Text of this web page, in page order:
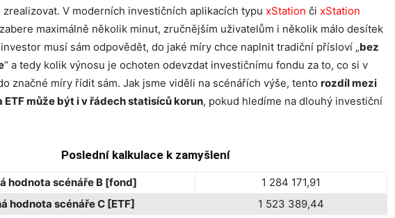
zrealizovat. V moderních investičních aplikacích typu xStation či xStation
maximálně několik minut, zručnějším uživatelům i několik málo desítek
musí sám odpovědět, do jaké míry chce naplnit tradiční přísloví „bez
“ a tedy kolik výnosu je ochoten odevzdat investičnímu fondu za to, co si v
značné míry řídit sám. Jak jsme viděli na scénářích výše, tento rozdíl mezi
může být i v řádech statisíců korun, pokud hledíme na dlouhý investiční
Poslední kalkulace k zamyšlení
hodnota scénáře B [fond]
1 284 171,91
hodnota scénáře C [ETF]
1 523 389,44